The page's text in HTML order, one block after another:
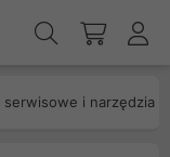
serwisowe i narzędzia